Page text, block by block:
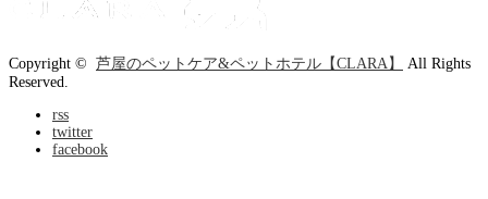
Copyright © 芦屋のペットケア&ペットホテル【CLARA】
All Rights
Reserved.
rss
twitter
facebook